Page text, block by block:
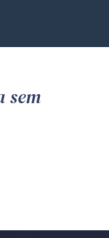
sem